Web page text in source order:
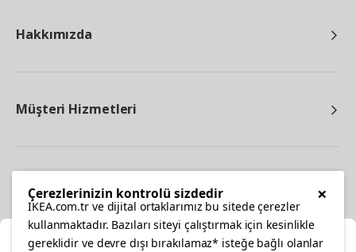
Hakkımızda
Müşteri Hizmetleri
×
Çerezlerinizin kontrolü sizdedir
IKEA.com.tr ve dijital ortaklarımız bu sitede çerezler
kullanmaktadır. Bazıları siteyi çalıştırmak için kesinlikle
gereklidir ve devre dışı bırakılamaz* isteğe bağlı olanlar